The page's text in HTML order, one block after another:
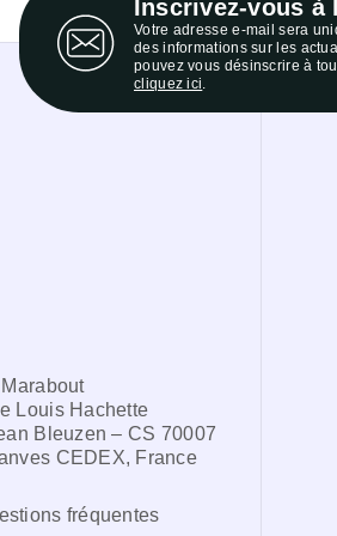
Inscrivez-vous à
Votre adresse e-mail sera
des informations sur les
pouvez vous désinscrire à
cliquez ici.
Louis Hachette
Bleuzen – CS 70007
CEDEX, France
fréquentes